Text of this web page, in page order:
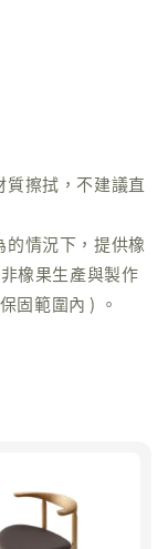
擦拭，不建議直
情況下，提供橡
橡果生產與製作
固範圍內 ) 。